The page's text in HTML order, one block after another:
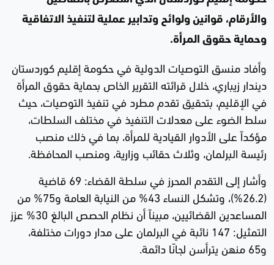
والأرقام، قوانين ولوائح وتدابير عملية لتنفيذ الاتفاقية
وحماية حقوق المرأة.
وأفاد منسق التوصيات الدولية في حكومة إقليم كوردستان
ديندار زيباري، خلال قرائته التقرير الخاص بحماية حقوق المرأة
في الإقليم، بتحقيق تقدم مطرد في تنفيذ التوصيات، حيث
سلط الضوء على معدلات التنفيذ في مختلف السلطات،
مؤكداً على الأدوار القيادية للمرأة، بما في ذلك منصب
رئيسة البرلمان، وثلاث حقائب وزارية، ومنصب المحافظة.
وأشار إلى التقدم المحرز في سلطة القضاء: 69 قاضية
(26.2%)، وتشكل النساء 43% من النيابة العامة و75% من
المساعدين القضائيين، مبيناً أن نظام الحصص البالغ 30% عزز
التمثيل: 147 نائبة في البرلمان على مدار دورات مختلفة،
و65 منهن يترأسن لجانًا دائمة.